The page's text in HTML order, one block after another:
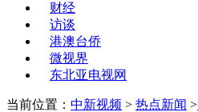
财经
访谈
港澳台侨
微视界
东北亚电视网
当前位置： 中新视频 > 热点新闻 >